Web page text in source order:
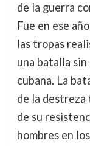
de la guerra
Fue en ese
las tropas
una batalla
cubana. La
de la destreza
de su
hombres en